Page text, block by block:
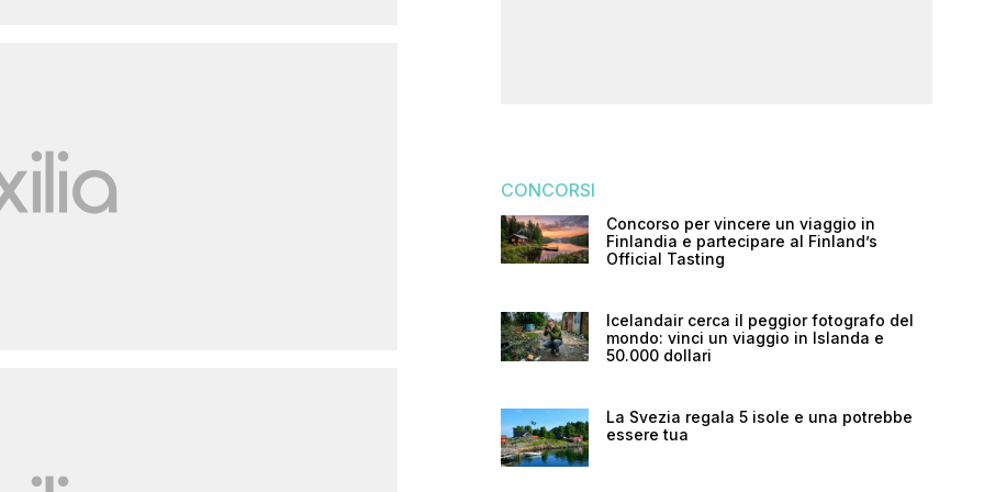
CONCORSI
Concorso per vincere un viaggio in
Finlandia e partecipare al Finland’s
Official Tasting
Icelandair cerca il peggior fotografo del
mondo: vinci un viaggio in Islanda e
50.000 dollari
La Svezia regala 5 isole e una potrebbe
essere tua